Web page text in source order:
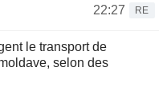
22:27 RE
le transport de
selon des